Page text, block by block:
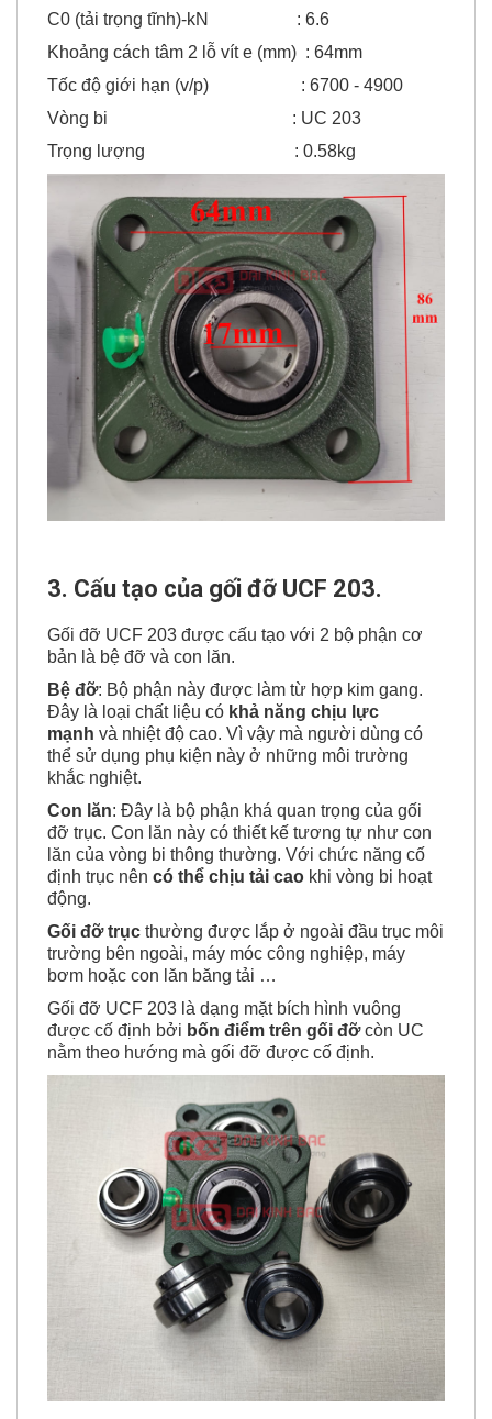
C0 (tải trọng tĩnh)-kN : 6.6
Khoảng cách tâm 2 lỗ vít e (mm) : 64mm
Tốc độ giới hạn (v/p) : 6700 - 4900
Vòng bi : UC 203
Trọng lượng : 0.58kg
3. Cấu tạo của gối đỡ UCF 203.
Gối đỡ UCF 203 được cấu tạo với 2 bộ phận cơ
bản là bệ đỡ và con lăn.
Bệ đỡ: Bộ phận này được làm từ hợp kim gang.
Đây là loại chất liệu có khả năng chịu lực
mạnh và nhiệt độ cao. Vì vậy mà người dùng có
thể sử dụng phụ kiện này ở những môi trường
khắc nghiệt.
Con lăn: Đây là bộ phận khá quan trọng của gối
đỡ trục. Con lăn này có thiết kế tương tự như con
lăn của vòng bi thông thường. Với chức năng cố
định trục nên có thể chịu tải cao khi vòng bi hoạt
động.
Gối đỡ trục thường được lắp ở ngoài đầu trục môi
trường bên ngoài, máy móc công nghiệp, máy
bơm hoặc con lăn băng tải …
Gối đỡ UCF 203 là dạng mặt bích hình vuông
được cố định bởi bốn điểm trên gối đỡcòn UC
nằm theo hướng mà gối đỡ được cố định.